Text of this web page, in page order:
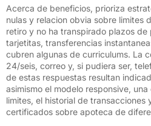
Acerca de beneficios, prioriza
nulas y relacion obvia sobre limites
retiro y no ha transpirado plazos de
tarjetitas, transferencias
cubren algunas de curriculums. La
24/seis, correo y, si pudiera ser,
de estas respuestas resultan
asimismo el modelo responsive,
limites, el historial de transacciones
certificados sobre apoteca de